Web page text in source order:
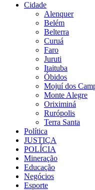
Cidade
Alenquer
Belém
Belterra
Curuá
Faro
Juruti
Itaituba
Óbidos
Mojuí dos
Monte Alegre
Oriximiná
Rurópolis
Terra Santa
Política
JUSTIÇA
POLÍCIA
Mineração
Educação
Negócios
Esporte